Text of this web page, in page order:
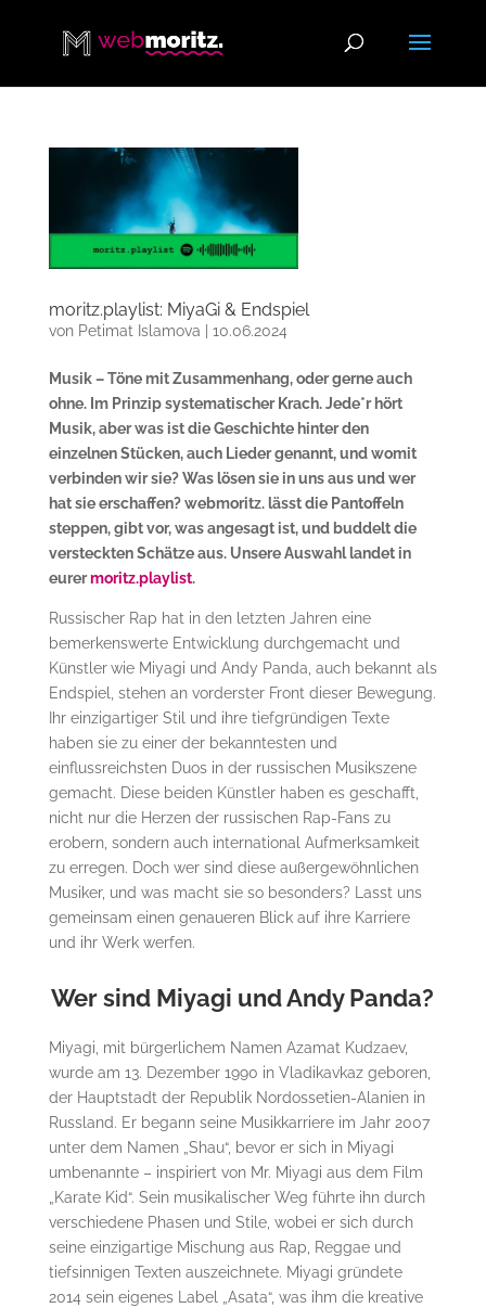
moritz.playlist: MiyaGi & Endspiel
von Petimat Islamova 10.06.2024
Musik – Töne mit Zusammenhang, oder gerne auch
ohne. Im Prinzip systematischer Krach. Jede*r hört
Musik, aber was ist die Geschichte hinter den
einzelnen Stücken, auch Lieder genannt, und womit
verbinden wir sie? Was lösen sie in uns aus und wer
hat sie erschaffen? webmoritz. lässt die Pantoffeln
steppen, gibt vor, was angesagt ist, und buddelt die
versteckten Schätze aus. Unsere Auswahl landet in
eurermoritz.playlist.
Russischer Rap hat in den letzten Jahren eine
bemerkenswerte Entwicklung durchgemacht und
Künstler wie Miyagi und Andy Panda, auch bekannt als
Endspiel, stehen an vorderster Front dieser Bewegung.
Ihr einzigartiger Stil und ihre tiefgründigen Texte
haben sie zu einer der bekanntesten und
einflussreichsten Duos in der russischen Musikszene
gemacht. Diese beiden Künstler haben es geschafft,
nicht nur die Herzen der russischen Rap-Fans zu
erobern, sondern auch international Aufmerksamkeit
zu erregen. Doch wer sind diese außergewöhnlichen
Musiker, und was macht sie so besonders? Lasst uns
gemeinsam einen genaueren Blick auf ihre Karriere
und ihr Werk werfen.
Wer sind Miyagi und Andy Panda?
Miyagi, mit bürgerlichem Namen Azamat Kudzaev,
wurde am 13. Dezember 1990 in Vladikavkaz geboren,
der Hauptstadt der Republik Nordossetien-Alanien in
Russland. Er begann seine Musikkarriere im Jahr 2007
unter dem Namen „Shau“, bevor er sich in Miyagi
umbenannte – inspiriert von Mr. Miyagi aus dem Film
„Karate Kid“. Sein musikalischer Weg führte ihn durch
verschiedene Phasen und Stile, wobei er sich durch
seine einzigartige Mischung aus Rap, Reggae und
tiefsinnigen Texten auszeichnete. Miyagi gründete
2014 sein eigenes Label „Asata“, was ihm die kreative